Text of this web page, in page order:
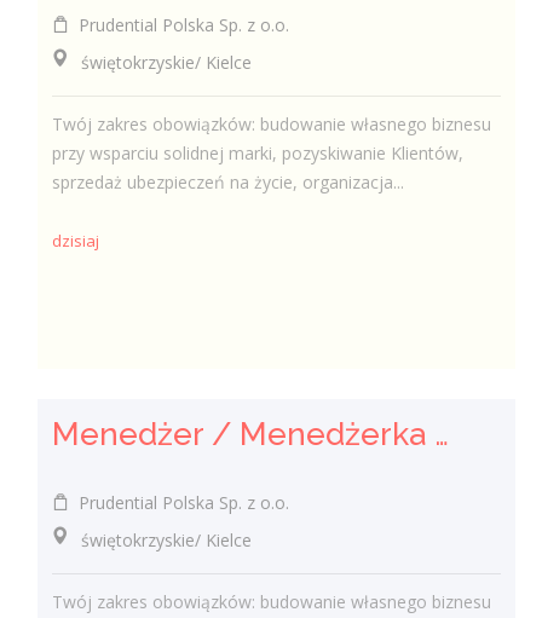
Prudential Polska Sp. z o.o.
świętokrzyskie/ Kielce
Twój zakres obowiązków: budowanie własnego biznesu
przy wsparciu solidnej marki, pozyskiwanie Klientów,
sprzedaż ubezpieczeń na życie, organizacja...
dzisiaj
Menedżer / Menedżerka Zespołu Sprzedaży
Prudential Polska Sp. z o.o.
świętokrzyskie/ Kielce
Twój zakres obowiązków: budowanie własnego biznesu